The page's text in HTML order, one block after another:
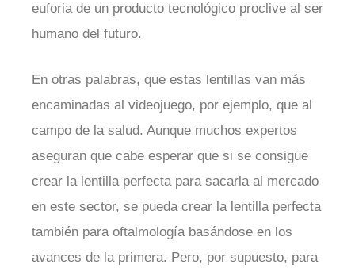
euforia de un producto tecnológico proclive al ser
humano del futuro.
En otras palabras, que estas lentillas van más
encaminadas al videojuego, por ejemplo, que al
campo de la salud. Aunque muchos expertos
aseguran que cabe esperar que si se consigue
crear la lentilla perfecta para sacarla al mercado
en este sector, se pueda crear la lentilla perfecta
también para oftalmología basándose en los
avances de la primera. Pero, por supuesto, para